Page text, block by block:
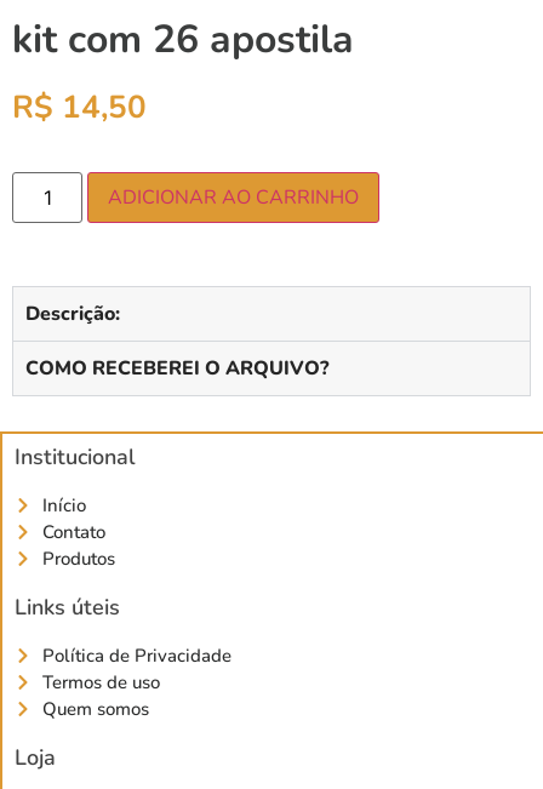
kit com 26 apostila
R$ 14,50
ADICIONAR AO CARRINHO
Descrição:
COMO RECEBEREI O ARQUIVO?
Institucional
Início
Contato
Produtos
Links úteis
Política de Privacidade
Termos de uso
Quem somos
Loja